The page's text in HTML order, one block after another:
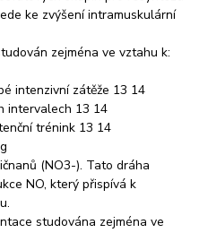
ke zvýšení intramuskulární
zejména ve vztahu k:
intenzivní zátěže 13 14
intervalech 13 14
trénink 13 14
(NO3-). Tato dráha
NO, který přispívá k
studována zejména ve